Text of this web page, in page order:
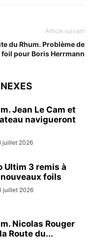
Article suivant
du Rhum. Problème de
foil pour Boris Herrmann
Jean Le Cam et
navigueront
juillet 2026
Ultim 3 remis à
nouveaux foils
juillet 2026
Nicolas Rouger
Route du...